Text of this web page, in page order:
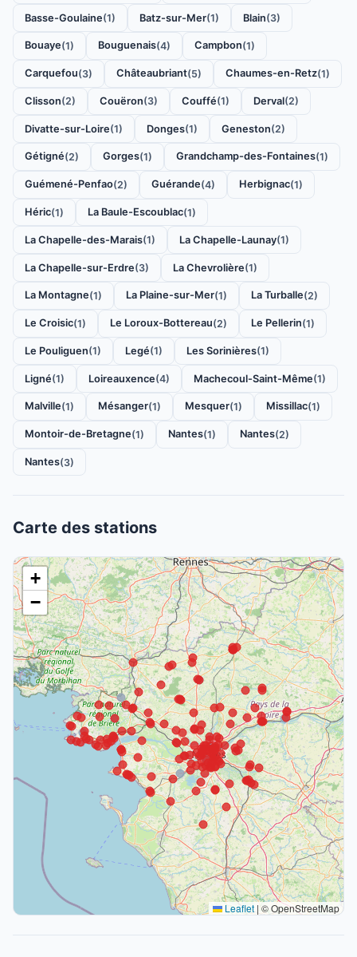
Basse-Goulaine(1) Batz-sur-Mer(1) Blain(3)
Bouaye(1) Bouguenais(4) Campbon(1)
Carquefou(3) Châteaubriant(5) Chaumes-en-Retz(1)
Clisson(2) Couëron(3) Couffé(1) Derval(2)
Divatte-sur-Loire(1) Donges(1) Geneston(2)
Gétigné(2) Gorges(1) Grandchamp-des-Fontaines(1)
Guémené-Penfao(2) Guérande(4) Herbignac(1)
Héric(1) La Baule-Escoublac(1)
La Chapelle-des-Marais(1) La Chapelle-Launay(1)
La Chapelle-sur-Erdre(3) La Chevrolière(1)
La Montagne(1) La Plaine-sur-Mer(1) La Turballe(2)
Le Croisic(1) Le Loroux-Bottereau(2) Le Pellerin(1)
Le Pouliguen(1) Legé(1) Les Sorinières(1)
Ligné(1) Loireauxence(4) Machecoul-Saint-Même(1)
Malville(1) Mésanger(1) Mesquer(1) Missillac(1)
Montoir-de-Bretagne(1) Nantes(1) Nantes(2)
Nantes(3)
Carte des stations
+
−
Leaflet |© OpenStreetMap